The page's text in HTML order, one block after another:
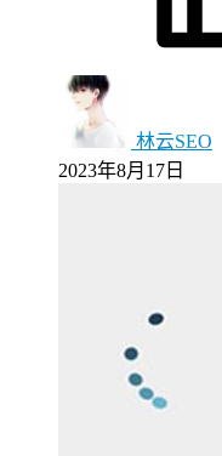
林云SEO
2023年8月17日